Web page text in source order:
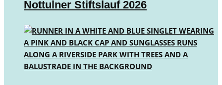
Nottulner Stiftslauf 2026